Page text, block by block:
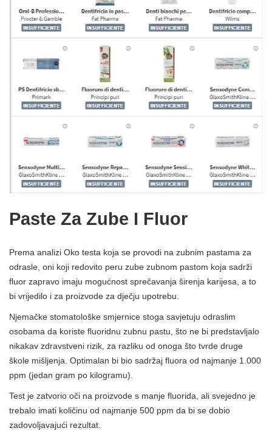
Paste Za Zube I Fluor
Prema analizi Oko testa koja se provodi na zubnim pastama za
odrasle, oni koji redovito peru zube zubnom pastom koja sadrži
fluor zapravo imaju mogućnost sprečavanja širenja karijesa, a to
bi vrijedilo i za proizvode za dječju upotrebu.
Njemačke stomatološke smjernice stoga savjetuju odraslim
osobama da koriste fluoridnu zubnu pastu, što ne bi predstavljalo
nikakav zdravstveni rizik, za razliku od onoga što tvrde druge
škole mišljenja. Optimalan bi bio sadržaj fluora od najmanje 1.000
ppm (jedan gram po kilogramu).
Test je zatvorio oči na proizvode s manje fluorida, ali svejedno je
trebalo imati količinu od najmanje 500 ppm da bi se dobio
zadovoljavajući rezultat.